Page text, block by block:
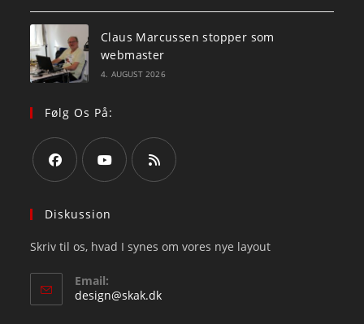
Claus Marcussen stopper som
webmaster
4. AUGUST 2026
Følg Os På:
in
new
tab
in
new
new
Diskussion
Skriv til os, hvad I synes om vores nye layout
Email:
design@skak.dkOpens